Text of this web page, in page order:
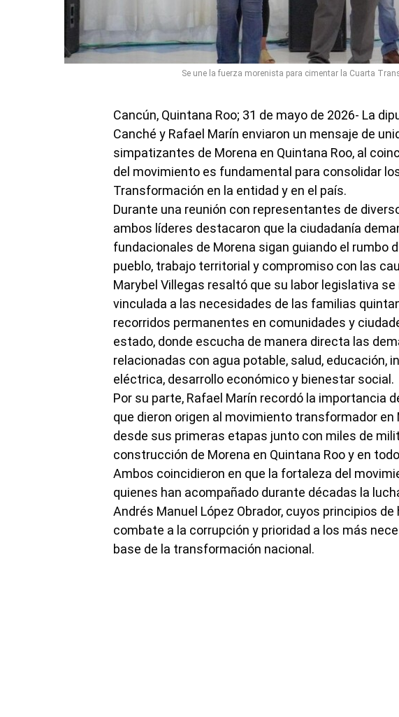
Se une la fuerza morenista para cimentar la Cuarta
Cancún, Quintana Roo; 31 de mayo de 2026- La
Canché y Rafael Marín enviaron un mensaje de
simpatizantes de Morena en Quintana Roo, al
del movimiento es fundamental para consolidar
Transformación en la entidad y en el país.
Durante una reunión con representantes de
ambos líderes destacaron que la ciudadanía
fundacionales de Morena sigan guiando el rumbo
pueblo, trabajo territorial y compromiso con las
Marybel Villegas resaltó que su labor legislativa
vinculada a las necesidades de las familias
recorridos permanentes en comunidades y
estado, donde escucha de manera directa las
relacionadas con agua potable, salud, educación,
eléctrica, desarrollo económico y bienestar social.
Por su parte, Rafael Marín recordó la importancia
que dieron origen al movimiento transformador
desde sus primeras etapas junto con miles de
construcción de Morena en Quintana Roo y en
Ambos coincidieron en que la fortaleza del
quienes han acompañado durante décadas la
Andrés Manuel López Obrador, cuyos principios
combate a la corrupción y prioridad a los más
base de la transformación nacional.